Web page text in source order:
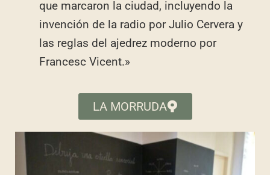
que marcaron la ciudad, incluyendo la
invención de la radio por Julio Cervera y
las reglas del ajedrez moderno por
Francesc Vicent.»
LA MORRUDA